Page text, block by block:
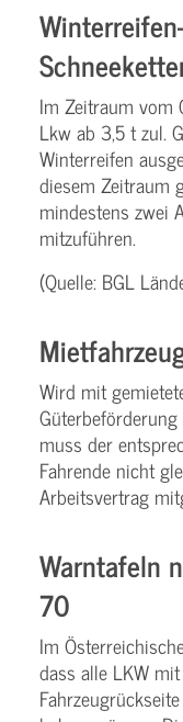
Im Zeitraum vom
Lkw ab 3,5 t zul.
Winterreifen
diesem Zeitraum
mindestens zwei
mitzuführen.
(Quelle: BGL
Wird mit
muss der
Fahrende nicht
Arbeitsvertrag
Warntafeln
70
Im
dass alle LKW